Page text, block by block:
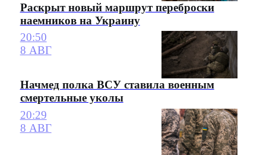
Раскрыт новый маршрут переброски
наемников на Украину
20:50
8 АВГ
Начмед полка ВСУ ставила военным
смертельные уколы
20:29
8 АВГ